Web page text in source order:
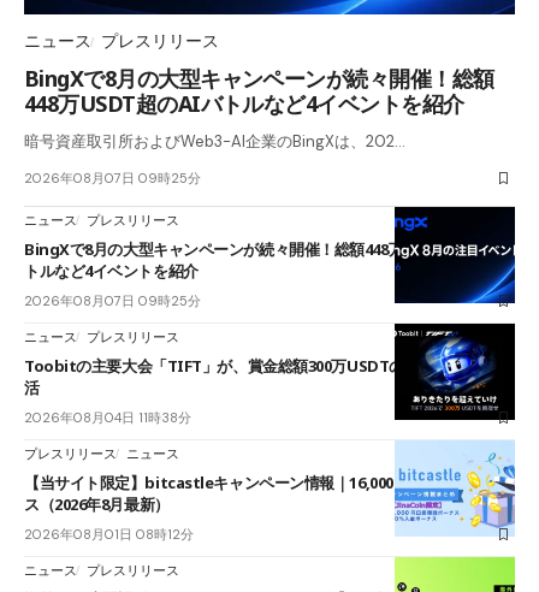
ニュース プレスリリース
BingXで8月の大型キャンペーンが続々開催！総額
448万USDT超のAIバトルなど4イベントを紹介
暗号資産取引所およびWeb3-AI企業のBingXは、202…
2026年08月07日 09時25分
ニュース プレスリリース
BingXで8月の大型キャンペーンが続々開催！総額448万USDT超のAIバ
トルなど4イベントを紹介
2026年08月07日 09時25分
ニュース プレスリリース
Toobitの主要大会「TIFT」が、賞金総額300万USDTのレースとして復
活
2026年08月04日 11時38分
プレスリリース ニュース
【当サイト限定】bitcastleキャンペーン情報｜16,000円口座開設ボーナ
ス（2026年8月最新）
2026年08月01日 08時12分
ニュース プレスリリース